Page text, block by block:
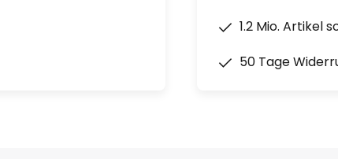
1.2 Mio. Artikel
50 Tage